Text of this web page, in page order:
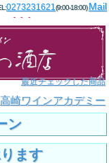
0273231621(9:00-18:00)Mail
---
最近チェックした商品
高崎ワインアカデミー
ン
ます